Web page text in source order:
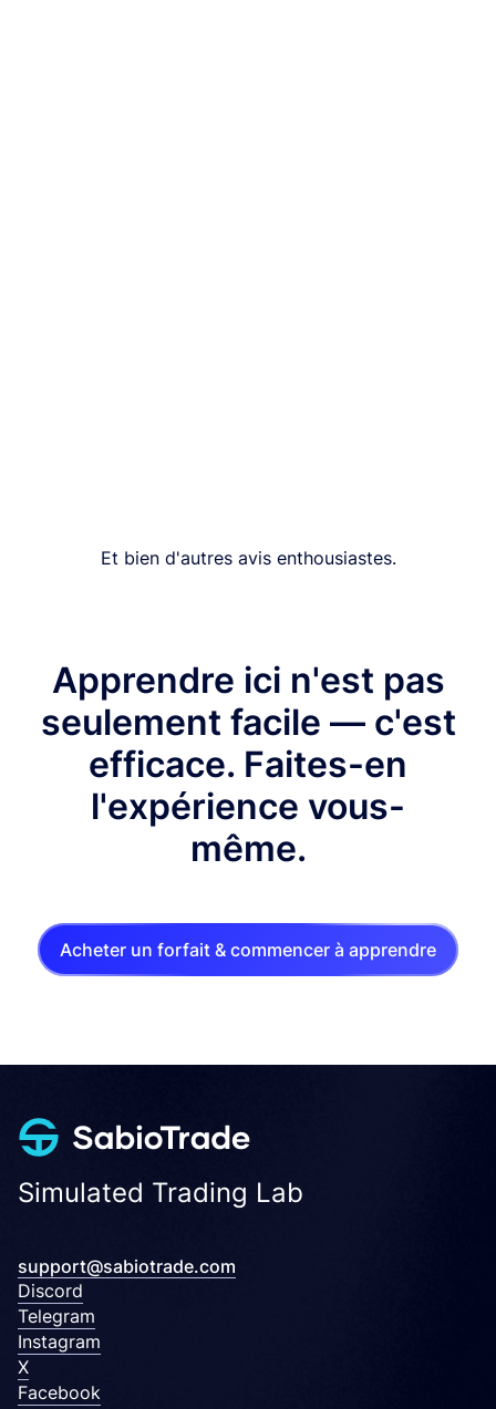
Et bien d'autres avis enthousiastes.
Apprendre ici n'est pas
seulement facile — c'est
efficace. Faites-en
l'expérience vous-
même.
Acheter un forfait & commencer à apprendre
Simulated Trading Lab
support@sabiotrade.com
Discord
Telegram
Instagram
X
Facebook